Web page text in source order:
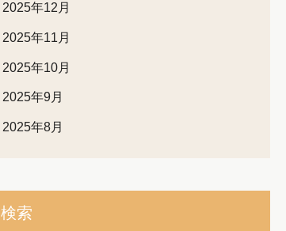
2025年12月
2025年11月
2025年10月
2025年9月
2025年8月
検索